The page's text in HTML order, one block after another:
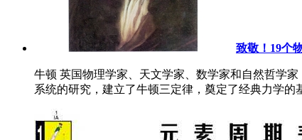
致敬！19个
牛顿 英国物理学家、天文学家、数学家和自然哲学
系统的研究，建立了牛顿三定律，奠定了经典力学的